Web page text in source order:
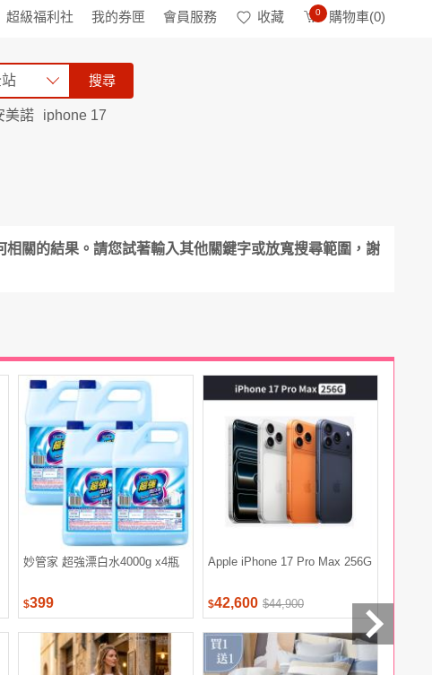
超級福利社 我的券匣 會員服務 收藏 0 購物車(0)
搜尋
美諾
iphone 17
相關的結果。請您試著輸入其他關鍵字或放寬搜尋範圍，謝
妙管家 超強漂白水4000g x4瓶
$399
Apple iPhone 17 Pro Max 256G
$42,600 $44,900 $428